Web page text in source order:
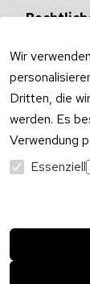
Wir
Dritten, die
werden. Es
Verwendung
Essenziell
Impressum
Vertrag